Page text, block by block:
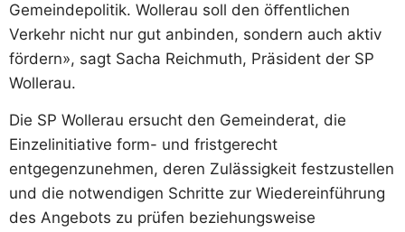
Gemeindepolitik. Wollerau soll den öﬀentlichen
Verkehr nicht nur gut anbinden, sondern auch aktiv
fördern», sagt Sacha Reichmuth, Präsident der SP
Wollerau.
Die SP Wollerau ersucht den Gemeinderat, die
Einzelinitiative form- und fristgerecht
entgegenzunehmen, deren Zulässigkeit festzustellen
und die notwendigen Schritte zur Wiedereinführung
des Angebots zu prüfen beziehungsweise